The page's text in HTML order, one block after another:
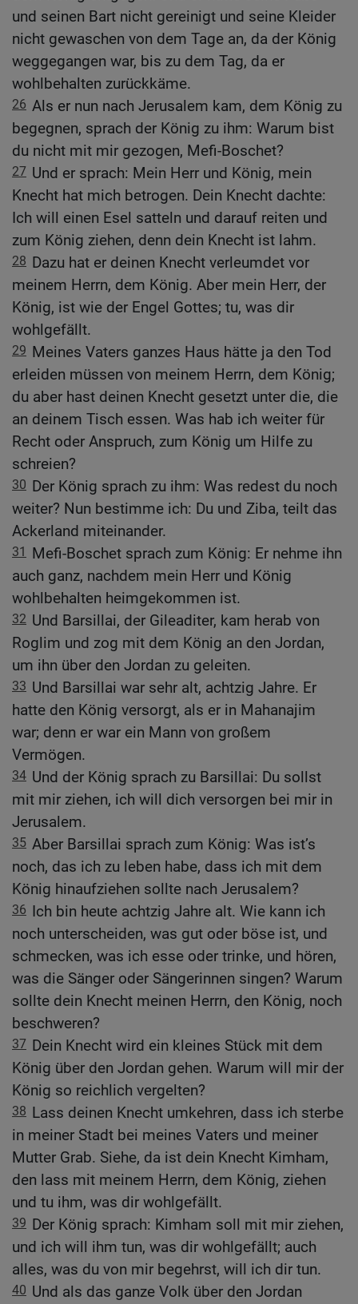
und seinen Bart nicht gereinigt und seine Kleider
nicht gewaschen von dem Tage an, da der König
weggegangen war, bis zu dem Tag, da er
wohlbehalten zurückkäme.
26 Als er nun nach Jerusalem kam, dem König zu
begegnen, sprach der König zu ihm: Warum bist
du nicht mit mir gezogen, Mefi-Boschet?
27 Und er sprach: Mein Herr und König, mein
Knecht hat mich betrogen. Dein Knecht dachte:
Ich will einen Esel satteln und darauf reiten und
zum König ziehen, denn dein Knecht ist lahm.
28 Dazu hat er deinen Knecht verleumdet vor
meinem Herrn, dem König. Aber mein Herr, der
König, ist wie der Engel Gottes; tu, was dir
wohlgefällt.
29 Meines Vaters ganzes Haus hätte ja den Tod
erleiden müssen von meinem Herrn, dem König;
du aber hast deinen Knecht gesetzt unter die, die
an deinem Tisch essen. Was hab ich weiter für
Recht oder Anspruch, zum König um Hilfe zu
schreien?
30 Der König sprach zu ihm: Was redest du noch
weiter? Nun bestimme ich: Du und Ziba, teilt das
Ackerland miteinander.
31
Mefi-Boschet sprach zum König: Er nehme ihn
auch ganz, nachdem mein Herr und König
wohlbehalten heimgekommen ist.
32 Und Barsillai, der Gileaditer, kam herab von
Roglim und zog mit dem König an den Jordan,
um ihn über den Jordan zu geleiten.
33 Und Barsillai war sehr alt, achtzig Jahre. Er
hatte den König versorgt, als er in Mahanajim
war; denn er war ein Mann von großem
Vermögen.
34 Und der König sprach zu Barsillai: Du sollst
mit mir ziehen, ich will dich versorgen bei mir in
Jerusalem.
35 Aber Barsillai sprach zum König: Was ist’s
noch, das ich zu leben habe, dass ich mit dem
König hinaufziehen sollte nach Jerusalem?
36 Ich bin heute achtzig Jahre alt. Wie kann ich
noch unterscheiden, was gut oder böse ist, und
schmecken, was ich esse oder trinke, und hören,
was die Sänger oder Sängerinnen singen? Warum
sollte dein Knecht meinen Herrn, den König, noch
beschweren?
37 Dein Knecht wird ein kleines Stück mit dem
König über den Jordan gehen. Warum will mir der
König so reichlich vergelten?
38 Lass deinen Knecht umkehren, dass ich sterbe
in meiner Stadt bei meines Vaters und meiner
Mutter Grab. Siehe, da ist dein Knecht Kimham,
den lass mit meinem Herrn, dem König, ziehen
und tu ihm, was dir wohlgefällt.
39 Der König sprach: Kimham soll mit mir ziehen,
und ich will ihm tun, was dir wohlgefällt; auch
alles, was du von mir begehrst, will ich dir tun.
40 Und als das ganze Volk über den Jordan